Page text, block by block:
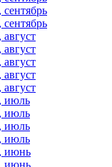
июль
июль
июль
июль
июнь
июнь